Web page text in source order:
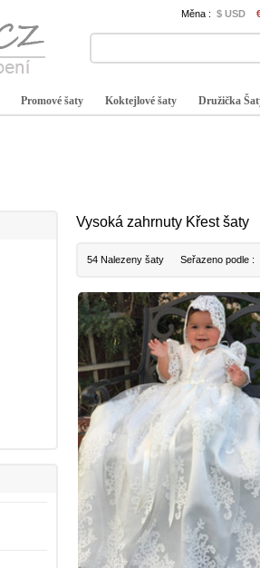
Měna : $ USD
Promové šaty Koktejlové šaty Družička
Vysoká zahrnuty Křest šaty
54 Nalezeny šaty Seřazeno podle :